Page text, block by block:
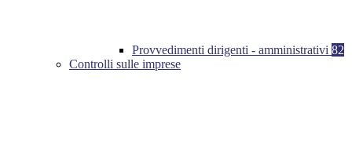
Provvedimenti dirigenti - amministrativi 82
Controlli sulle imprese